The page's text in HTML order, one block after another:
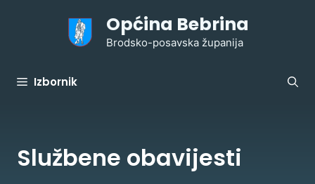
Općina Bebrina
Brodsko-posavska županija
Izbornik
Službene obavijesti